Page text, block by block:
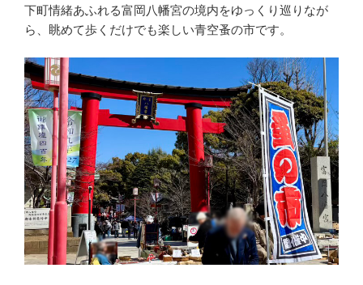
下町情緒あふれる富岡八幡宮の境内をゆっくり巡りなが
ら、眺めて歩くだけでも楽しい青空蚤の市です。